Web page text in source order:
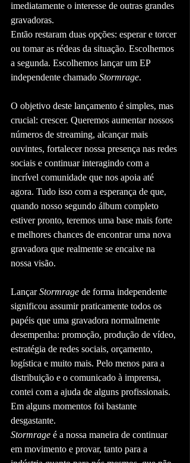
imediatamente o interesse de outras grandes
gravadoras.
Então restaram duas opções: esperar e torcer
ou tomar as rédeas da situação. Escolhemos
a segunda. Escolhemos lançar um EP
independente chamado Stormrage.
O objetivo deste lançamento é simples, mas
crucial: crescer. Queremos aumentar nossos
números de streaming, alcançar mais
ouvintes, fortalecer nossa presença nas redes
sociais e continuar interagindo com a
incrível comunidade que nos apoia até
agora. Tudo isso com a esperança de que,
quando nosso segundo álbum completo
estiver pronto, teremos uma base mais forte
e melhores chances de encontrar uma nova
gravadora que realmente se encaixe na
nossa visão.
Lançar Stormrage de forma independente
significou assumir praticamente todos os
papéis que uma gravadora normalmente
desempenha: promoção, produção de vídeo,
estratégia de redes sociais, orçamento,
logística e muito mais. Pelo menos para a
distribuição e o comunicado à imprensa,
contei com a ajuda de alguns profissionais.
Em alguns momentos foi bastante
desgastante.
Stormrage é a nossa maneira de continuar
em movimento e provar, tanto para a